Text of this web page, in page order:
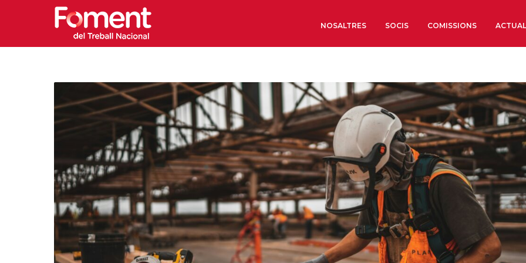
NOSALTRES
Òrgans de Govern
Òrgans Consultius
Estructura Executiva
Institut d’Estudis
Societat Barcelonesa
Econòmics i Socials
Organitzacions
Organitzacions
Coneix més
SOCIS COMISSIONS